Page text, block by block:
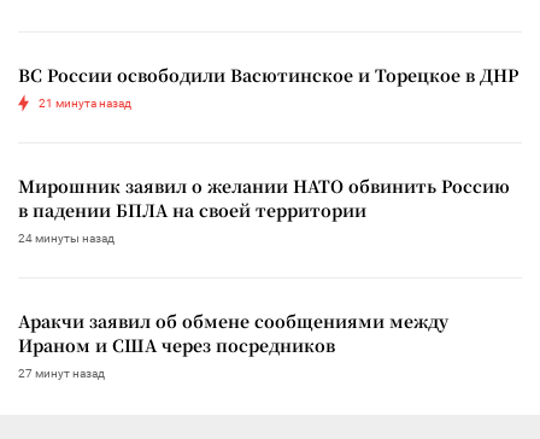
ВС России освободили Васютинское и Торецкое в ДНР
21 минута назад
Мирошник заявил о желании НАТО обвинить Россию
в падении БПЛА на своей территории
24 минуты назад
Аракчи заявил об обмене сообщениями между
Ираном и США через посредников
27 минут назад